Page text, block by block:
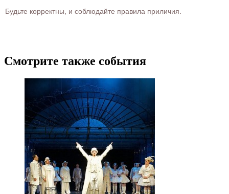
Будьте корректны, и соблюдайте правила приличия.
Смотрите также события